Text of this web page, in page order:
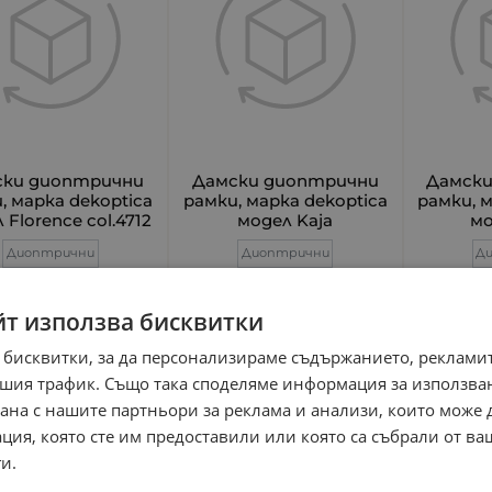
диоптрични
марка dekoptica
Florence col.4712
Диоптрични
пластмаса
синьо зелен
Дамски диоптрични
рамки, марка dekoptica
модел Kaja
Диоптрични
Материал: пластмаса
Цвят: гланц
рамки,
Цвят:
ДОСТАВКА БЕЗПЛАТНА ДОСТАВКА БЕЗПЛАТНА
използва бисквитки
за да персонализираме съдържанието,
трафик. Също така споделяме информация за
с нашите партньори за реклама и анализи, които може
която сте им предоставили или която са събрали от